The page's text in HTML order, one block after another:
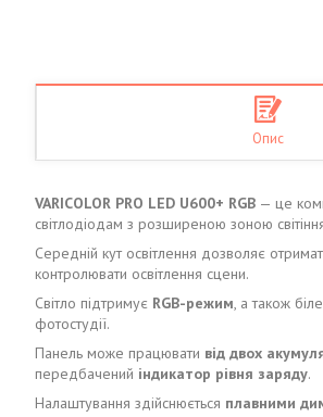
Опис
VARICOLOR PRO LED U600+ RGB — це
світлодіодам з розширеною зоною
Середній кут освітлення дозволяє
контролювати освітлення сцени.
Світло підтримує RGB-режим, а також
фотостудії.
Панель може працювати від двох
передбачений індикатор рівня заряду.
Налаштування здійснюється плавними